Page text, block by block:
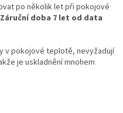
po několik let při pokojové
Záruční doba 7 let od data
v pokojové teplotě, nevyžadují
je uskladnění mnohem